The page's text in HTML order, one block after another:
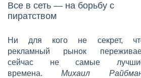
Все в сеть — на борьбу с
пиратством
Ни для кого не секрет,
рекламный рынок
сейчас не самые
времена.Михаил